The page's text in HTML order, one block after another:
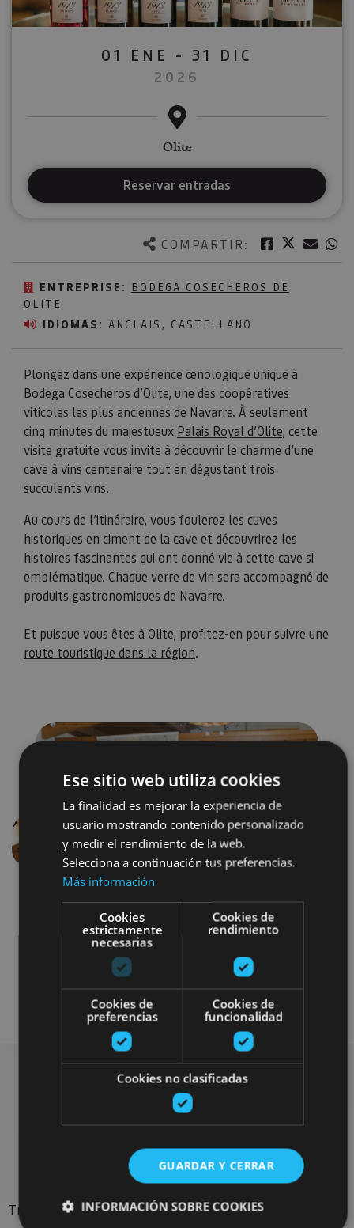
COMPARTIR: Facebook
Twitter
ENTREPRISE:
BODEGA COSECHEROS DE
OLITE
IDIOMAS: ANGLAIS, CASTELLANO
Plongez dans une expérience œnologique unique à
Bodega Cosecheros d’Olite, une des coopératives
viticoles les plus anciennes de Navarre. À seulement
cinq minutes du majestueux Palais Royal d’Olite, cette
visite gratuite vous invite à découvrir le charme d’une
cave à vins centenaire tout en dégustant trois
succulents vins.
Au cours de l’itinéraire, vous foulerez les cuves
historiques en ciment de la cave et découvrirez les
histoires fascinantes qui ont donné vie à cette cave si
emblématique. Chaque verre de vin sera accompagné de
produits gastronomiques de Navarre.
​​​​​​​Et puisque vous êtes à Olite, profitez-en pour suivre une
route touristique dans la région.
01 ENE - 31 DIC
2026
Olite
Reservar entradas
Précédent
Gastronomía Enoturismo
Rechercher plus de
sorties
Trouvez des sorties et des propositions pour compléter votre
Ese sitio web utiliza cookies
La finalidad es mejorar la experiencia de
usuario mostrando contenido personalizado
y medir el rendimiento de la web.
Selecciona a continuación tus preferencias.
Más información
Cookies
estrictamente
necesarias
Cookies de
rendimiento
Cookies de
preferencias
Cookies de
funcionalidad
Cookies no clasificadas
GUARDAR Y CERRAR
INFORMACIÓN SOBRE COOKIES